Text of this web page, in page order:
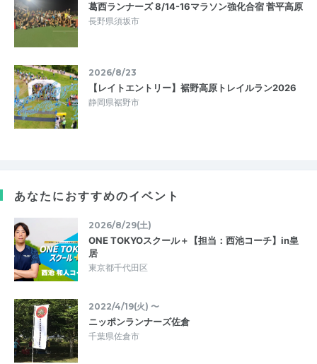
葛西ランナーズ 8/14-16マラソン強化合宿 菅平高原
長野県須坂市
2026/8/23
【レイトエントリー】裾野高原トレイルラン2026
静岡県裾野市
あなたにおすすめのイベント
2026/8/29(土)
ONE TOKYOスクール＋【担当：西池コーチ】in皇
居
東京都千代田区
2022/4/19(火) 〜
ニッポンランナーズ佐倉
千葉県佐倉市